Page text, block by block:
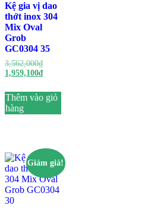
Kệ gia vị dao
thớt inox 304
Mix Oval
Grob
GC0304 35
3,562,000₫Giá
gốc
3,562,000₫.
1,959,100₫Giá
tại
là:
Thêm vào giỏ
hàng
Giảm giá!